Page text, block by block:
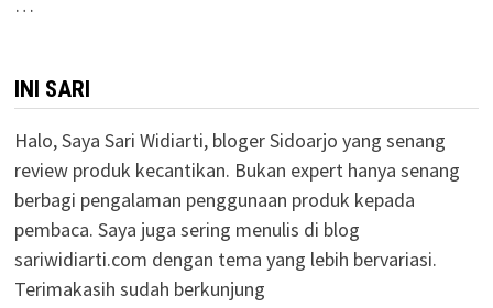
INI SARI
Halo, Saya Sari Widiarti, bloger Sidoarjo yang senang
review produk kecantikan. Bukan expert hanya senang
berbagi pengalaman penggunaan produk kepada
pembaca. Saya juga sering menulis di blog
sariwidiarti.com dengan tema yang lebih bervariasi.
Terimakasih sudah berkunjung